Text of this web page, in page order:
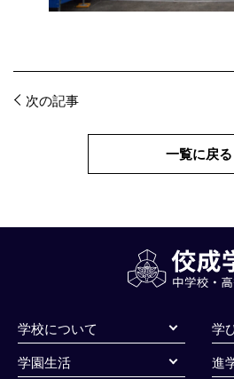
ゲ
ョ
ン
次の記事
一覧に戻る
学校について 学
学園生活 進